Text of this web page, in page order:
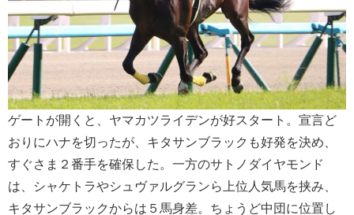
ゲートが開くと、ヤマカツライデンが好スタート。宣言ど
おりにハナを切ったが、キタサンブラックも好発を決め、
すぐさま２番手を確保した。一方のサトノダイヤモンド
は、シャケトラやシュヴァルグランら上位人気馬を挟み、
キタサンブラックからは５馬身差。ちょうど中団に位置し